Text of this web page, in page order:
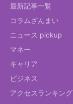
最新記事一覧
コラムざんまい
ニュース pickup
マネー
キャリア
ビジネス
アクセスランキング